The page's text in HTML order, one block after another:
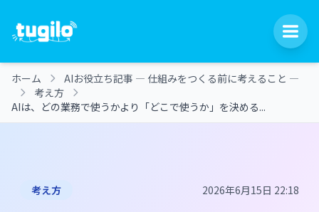
ホーム
AIお役立ち記事 ― 仕組みをつくる前に考えること ―
考え方
AIは、どの業務で使うかより「どこで使うか」を決める...
考え方 2026年6月15日 22:18